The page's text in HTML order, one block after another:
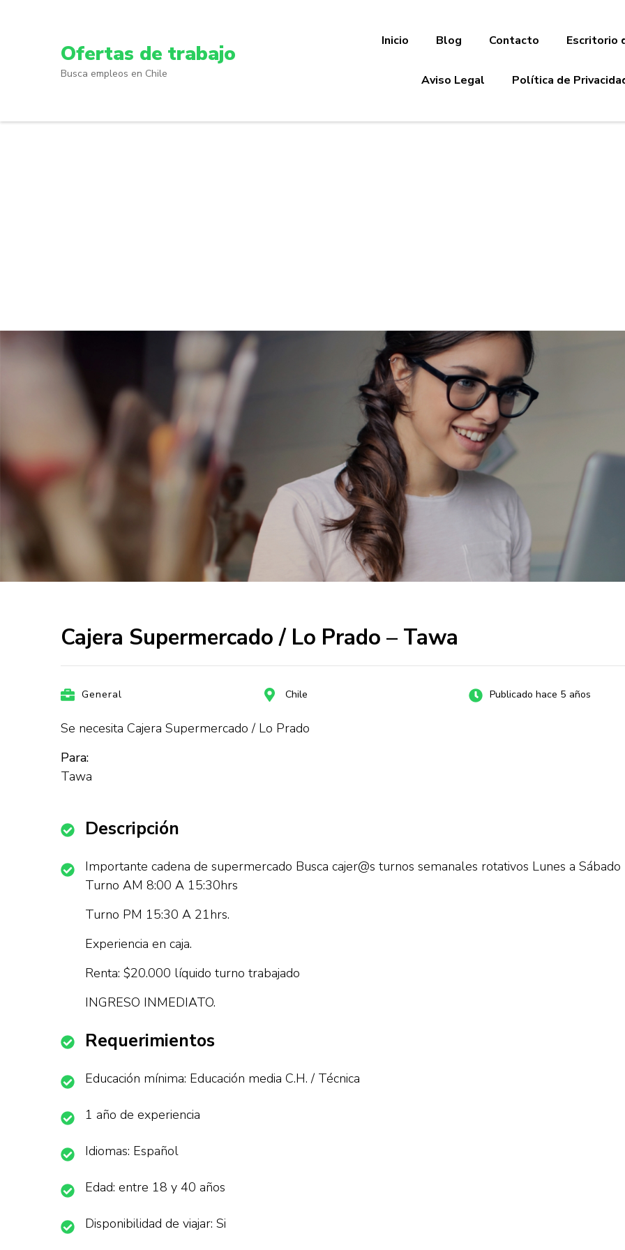
Ofertas de trabajo
Busca empleos en Chile
Inicio Blog Contacto Escritorio
Aviso Legal Política de
Cajera Supermercado / Lo Prado – Tawa
General Chile Publicado hace 5 años
Se necesita Cajera Supermercado / Lo Prado
Para:
Tawa
Descripción
Importante cadena de supermercado Busca cajer@s turnos semanales rotativos Lunes a Sábado
Turno AM 8:00 A 15:30hrs
Turno PM 15:30 A 21hrs.
Experiencia en caja.
Renta: $20.000 líquido turno trabajado
INGRESO INMEDIATO.
Requerimientos
Educación mínima: Educación media C.H. / Técnica
1 año de experiencia
Idiomas: Español
Edad: entre 18 y 40 años
Disponibilidad de viajar: Si